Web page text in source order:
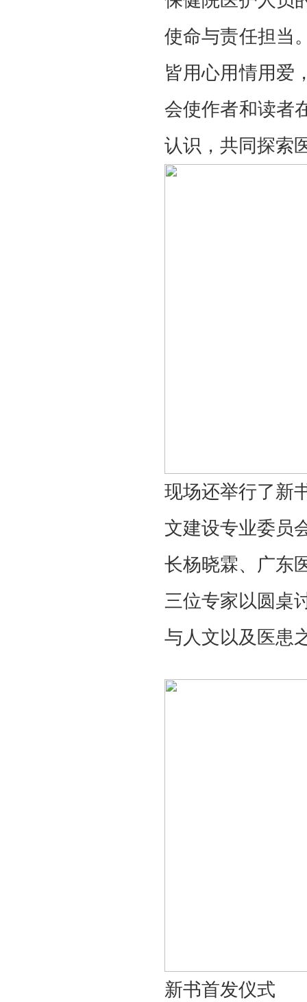
使命与责任担当
皆用心用情用爱
会使作者和读者
认识，共同探索
现场还举行了新
文建设专业委员
长杨晓霖、广东
三位专家以圆桌
与人文以及医患
新书首发仪式